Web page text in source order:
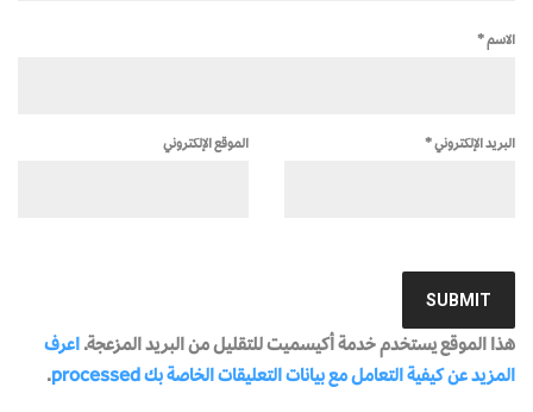
الاسم*
البريد الإلكتروني* الموقع الإلكتروني
هذا الموقع يستخدم خدمة أكيسميت للتقليل من البريد المزعجة. اعرف
المزيد عن كيفية التعامل مع بيانات التعليقات الخاصة بك processed
.